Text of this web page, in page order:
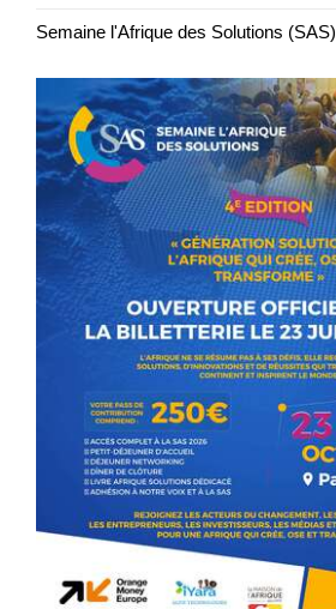
Semaine l'Afrique des Solutions (SAS)